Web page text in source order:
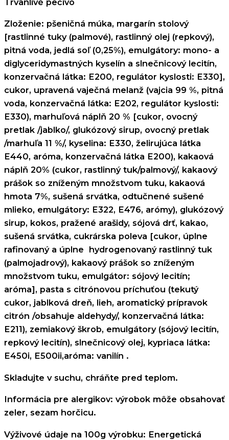
Trvanlivé pečivo
Zloženie: pšeničná múka, margarín stolový
[rastlinné tuky (palmové), rastlinný olej (repkový),
pitná voda, jedlá soľ (0,25%), emulgátory: mono- a
diglyceridymastných kyselín a slnečnicový lecitín,
konzervačná látka: E200, regulátor kyslosti: E330],
cukor, upravená vaječná melanž (vajcia 99 %, pitná
voda, konzervačná látka: E202, regulátor kyslosti:
E330), marhuľová náplň 20 % [cukor, ovocný
pretlak /jablko/, glukózový sirup, ovocný pretlak
/marhuľa 11 %/, kyselina: E330, želirujúca látka
E440, aróma, konzervačná látka E200), kakaová
náplň 20% (cukor, rastlinný tuk/palmový/, kakaový
prášok so zníženým množstvom tuku, kakaová
hmota 7%, sušená srvátka, odtučnené sušené
mlieko, emulgátory: E322, E476, arómy), glukózový
sirup, kokos, pražené arašidy, sójová drť, kakao,
sušená srvátka, cukrárska poleva [cukor, úplne
rafinovaný a úplne hydrogenovaný rastlinný tuk
(palmojadrový), kakaový prášok so zníženým
množstvom tuku, emulgátor: sójový lecitín;
aróma], pasta s citrónovou príchuťou (tekutý
cukor, jablková dreň, lieh, aromatický prípravok
citrón /obsahuje aldehydy/, konzervačná látka:
E211), zemiakový škrob, emulgátory (sójový lecitín,
repkový lecitín), slnečnicový olej, kypriaca látka:
E450i, E500ii,aróma: vanilín .
Skladujte v suchu, chráňte pred teplom.
Informácia pre alergikov: výrobok môže obsahovať
zeler, sezam horčicu.
Výživové údaje na 100g výrobku: Energetická